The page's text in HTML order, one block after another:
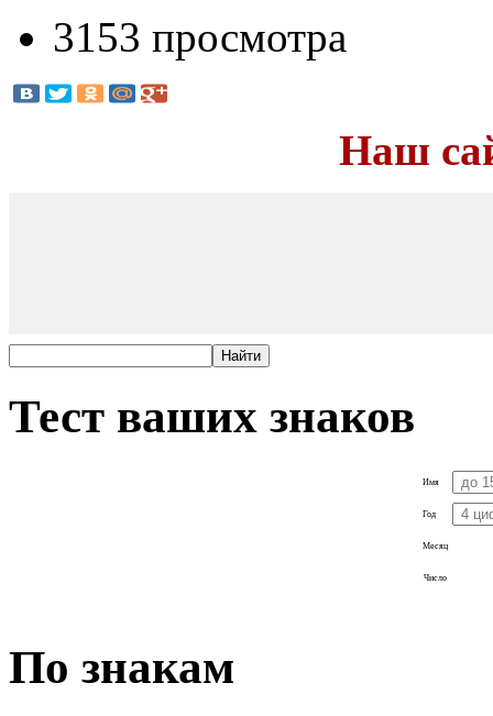
3153 просмотра
Наш
Тест ваших знаков
Имя
Год
Месяц
Число
По знакам